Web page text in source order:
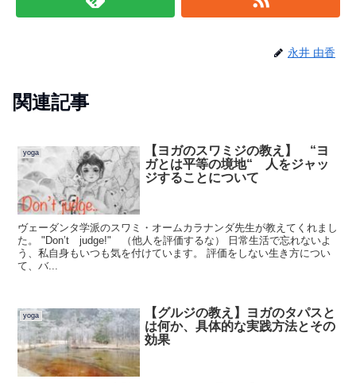
永井 由香
関連記事
yoga
【ヨガのスワミジの教え】 “ヨ
ガとは平等の境地“ 人をジャッ
ジすることについて
ヴェーダンタ学派のスワミ・オームカラナンダ先生が教えてくれまし
た。 "Don’t judge!" （他人を評価するな） 日常生活で忘れないよ
う、私自身もいつも気を付けています。 評価をしない生き方につい
て、バ...
yoga
【グルジの教え】ヨガのタパスと
は何か、具体的な実践方法とその
効果